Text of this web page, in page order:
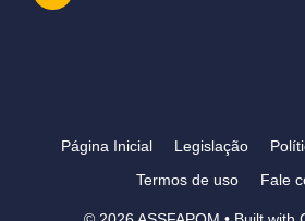
Página Inicial Legislação
Termos de uso
Fale